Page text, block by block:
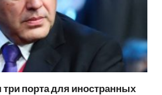
порта для иностранных